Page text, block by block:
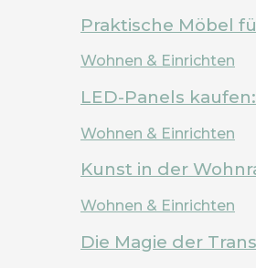
Praktische Möbel
Wohnen & Einrichten
LED-Panels
Wohnen & Einrichten
Kunst in der
Wohnen & Einrichten
Die Magie der